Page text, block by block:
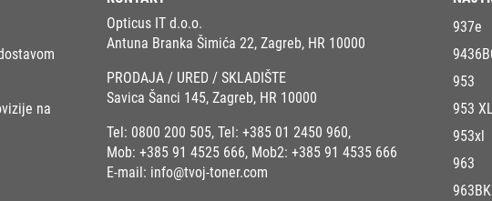
na
Opticus IT d.o.o.
Antuna Branka Šimića 22, Zagreb, HR 10000
PRODAJA / URED / SKLADIŠTE
Savica Šanci 145, Zagreb, HR 10000
Tel: 0800 200 505, Tel: +385 01 2450 960,
Mob: +385 91 4525 666, Mob2: +385 91 4535 666
E-mail: info@tvoj-toner.com
937e
953
953 XL
953xl
963